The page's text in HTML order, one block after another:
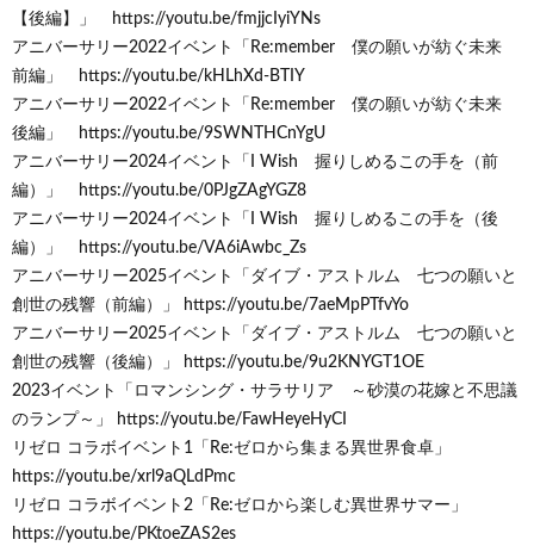
【後編】」 https://youtu.be/fmjjcIyiYNs
アニバーサリー2022イベント「Re:member 僕の願いが紡ぐ未来
前編」 https://youtu.be/kHLhXd-BTIY
アニバーサリー2022イベント「Re:member 僕の願いが紡ぐ未来
後編」 https://youtu.be/9SWNTHCnYgU
アニバーサリー2024イベント「I Wish 握りしめるこの手を（前
編）」 https://youtu.be/0PJgZAgYGZ8
アニバーサリー2024イベント「I Wish 握りしめるこの手を（後
編）」 https://youtu.be/VA6iAwbc_Zs
アニバーサリー2025イベント「ダイブ・アストルム 七つの願いと
創世の残響（前編）」 https://youtu.be/7aeMpPTfvYo
アニバーサリー2025イベント「ダイブ・アストルム 七つの願いと
創世の残響（後編）」 https://youtu.be/9u2KNYGT1OE
2023イベント「ロマンシング・サラサリア ～砂漠の花嫁と不思議
のランプ～」 https://youtu.be/FawHeyeHyCI
リゼロ コラボイベント1「Re:ゼロから集まる異世界食卓」
https://youtu.be/xrl9aQLdPmc
リゼロ コラボイベント2「Re:ゼロから楽しむ異世界サマー」
https://youtu.be/PKtoeZAS2es